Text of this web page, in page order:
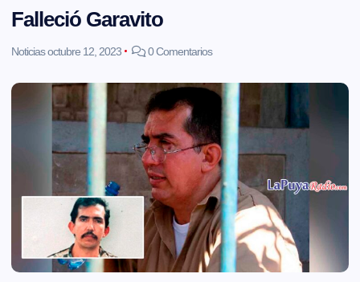
Falleció Garavito
Noticiasoctubre 12, 2023 0 Comentarios